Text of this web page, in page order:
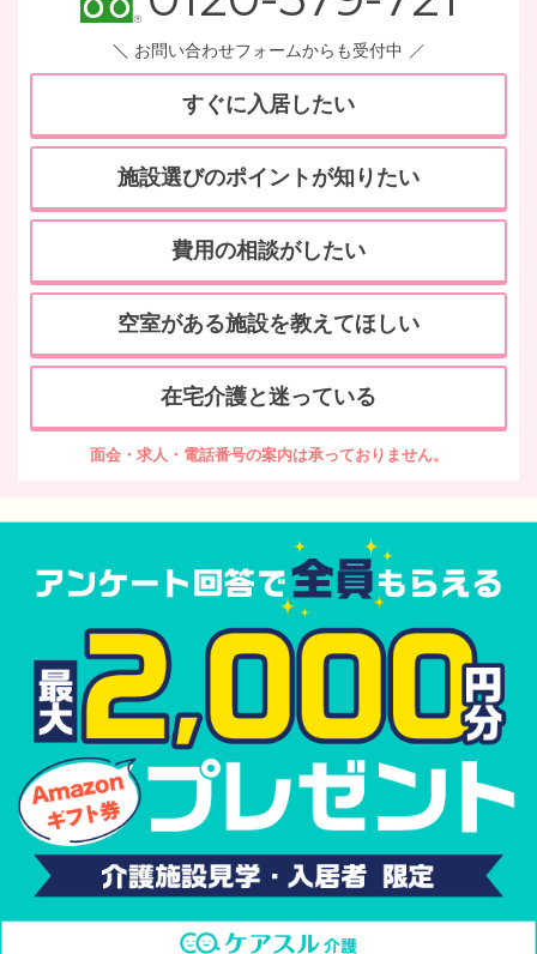
お問い合わせフォームからも受付中
すぐに入居したい
施設選びのポイントが知りたい
費用の相談がしたい
空室がある施設を教えてほしい
在宅介護と迷っている
面会・求人・電話番号の案内は承っておりません。